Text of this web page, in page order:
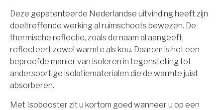
Deze gepatenteerde Nederlandse uitvinding heeft zijn
doeltreffende werking al ruimschoots bewezen. De
thermische reflectie, zoals de naam al aangeeft,
reflecteert zowel warmte als kou. Daarom is het een
beproefde manier van isoleren in tegenstelling tot
andersoortige isolatiematerialen die de warmte juist
absorberen.
Met Isobooster zit u kortom goed wanneer u op een